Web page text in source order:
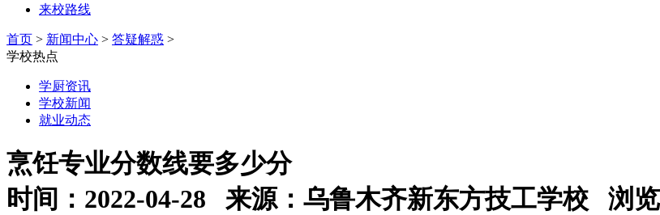
来校路线
首页 > 新闻中心 > 答疑解惑 >
学校热点
学厨资讯
学校新闻
就业动态
烹饪专业分数线要多少分
时间：2022-04-28 来源：乌鲁木齐新东方技工学校 浏览